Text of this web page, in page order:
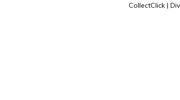
CollectClick |